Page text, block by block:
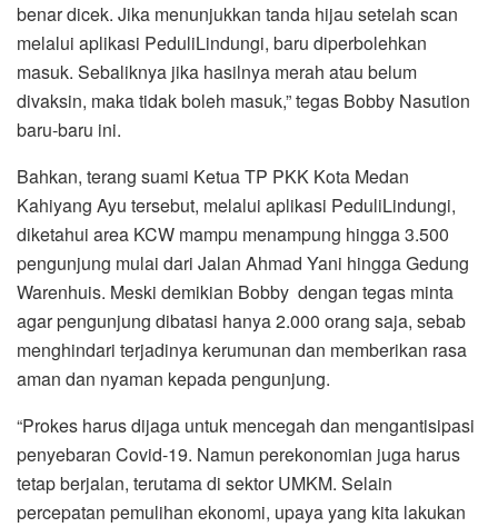
benar dicek. Jika menunjukkan tanda hijau setelah scan
melalui aplikasi PeduliLindungi, baru diperbolehkan
masuk. Sebaliknya jika hasilnya merah atau belum
divaksin, maka tidak boleh masuk,” tegas Bobby Nasution
baru-baru ini.
Bahkan, terang suami Ketua TP PKK Kota Medan
Kahiyang Ayu tersebut, melalui aplikasi PeduliLindungi,
diketahui area KCW mampu menampung hingga 3.500
pengunjung mulai dari Jalan Ahmad Yani hingga Gedung
Warenhuis. Meski demikian Bobby dengan tegas minta
agar pengunjung dibatasi hanya 2.000 orang saja, sebab
menghindari terjadinya kerumunan dan memberikan rasa
aman dan nyaman kepada pengunjung.
“Prokes harus dijaga untuk mencegah dan mengantisipasi
penyebaran Covid-19. Namun perekonomian juga harus
tetap berjalan, terutama di sektor UMKM. Selain
percepatan pemulihan ekonomi, upaya yang kita lakukan